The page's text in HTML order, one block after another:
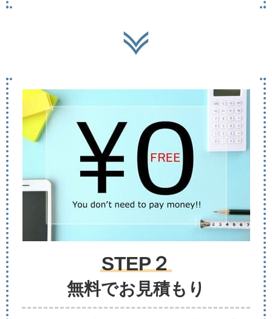
STEP２
無料でお見積もり